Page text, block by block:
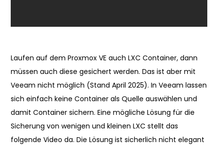
Laufen auf dem Proxmox VE auch LXC Container, dann
müssen auch diese gesichert werden. Das ist aber mit
Veeam nicht möglich (Stand April 2025). In Veeam lassen
sich einfach keine Container als Quelle auswählen und
damit Container sichern. Eine mögliche Lösung für die
Sicherung von wenigen und kleinen LXC stellt das
folgende Video da. Die Lösung ist sicherlich nicht elegant